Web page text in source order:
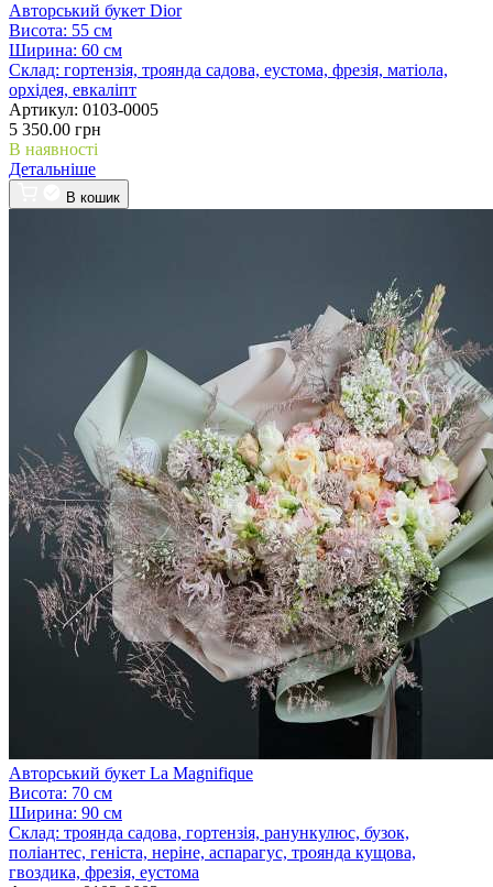
Авторський букет Dior
Висота: 55 см
Ширина: 60 см
Склад: гортензія, троянда садова, еустома, фрезія, матіола,
орхідея, евкаліпт
Артикул: 0103-0005
5 350.00 грн
В наявності
Детальніше
В кошик
Авторський букет La Magnifique
Висота: 70 см
Ширина: 90 см
Склад: троянда садова, гортензія, ранункулюс, бузок,
поліантес, геніста, неріне, аспарагус, троянда кущова,
гвоздика, фрезія, еустома